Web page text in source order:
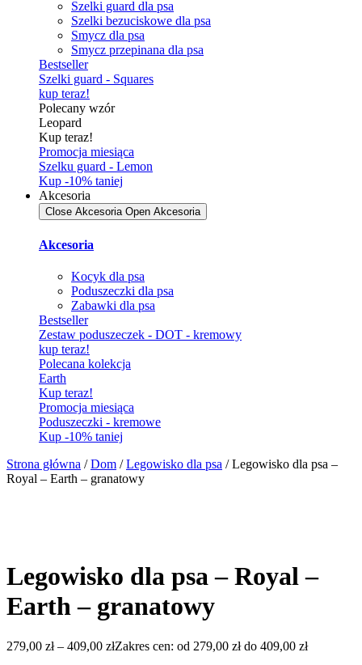
Szelki guard dla psa
Szelki bezuciskowe dla psa
Smycz dla psa
Smycz przepinana dla psa
Bestseller
Szelki guard - Squares
kup teraz!
Polecany wzór
Leopard
Kup teraz!
Promocja miesiąca
Szelku guard - Lemon
Kup -10% taniej
Akcesoria
Close Akcesoria Open Akcesoria
Akcesoria
Kocyk dla psa
Poduszeczki dla psa
Zabawki dla psa
Bestseller
Zestaw poduszeczek - DOT - kremowy
kup teraz!
Polecana kolekcja
Earth
Kup teraz!
Promocja miesiąca
Poduszeczki - kremowe
Kup -10% taniej
Strona główna /Dom /Legowisko dla psa / Legowisko dla psa –
Royal – Earth – granatowy
Legowisko dla psa – Royal –
Earth – granatowy
279,00 zł – 409,00 złZakres cen: od 279,00 zł do 409,00 zł